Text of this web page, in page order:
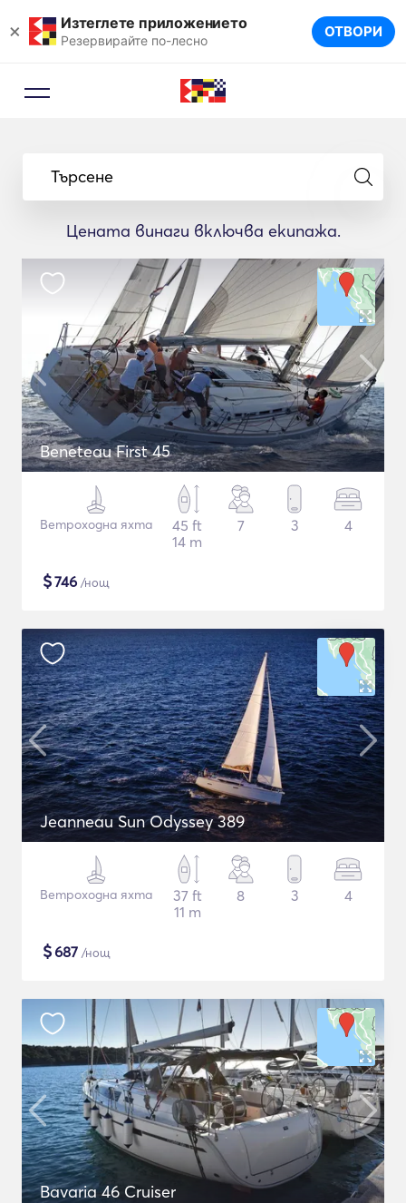
× Изтеглете приложението
Резервирайте по-лесно ОТВОРИ
Търсене
Цената винаги включва екипажа.
Beneteau First 45
Ветроходна яхта
45 ft
14 m
7 3 4
$746 /нощ
Jeanneau Sun Odyssey 389
Ветроходна яхта
37 ft
11 m
8 3 4
$687 /нощ
Bavaria 46 Cruiser